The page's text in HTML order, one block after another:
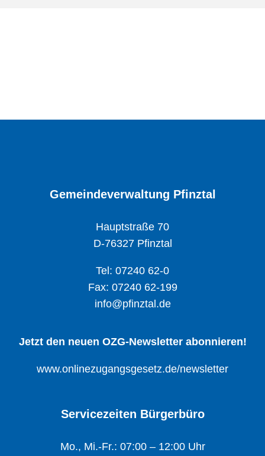
Gemeindeverwaltung Pfinztal
Hauptstraße 70
D-76327 Pfinztal
Tel: 07240 62-0
Fax: 07240 62-199
info@pfinztal.de
Jetzt den neuen OZG-Newsletter abonnieren!
www.onlinezugangsgesetz.de/newsletter
Servicezeiten Bürgerbüro
Mo., Mi.-Fr.: 07:00 – 12:00 Uhr